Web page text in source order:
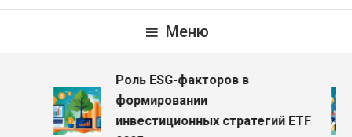
Меню
Роль ESG-факторов в
формировании
инвестиционных стратегий ETF